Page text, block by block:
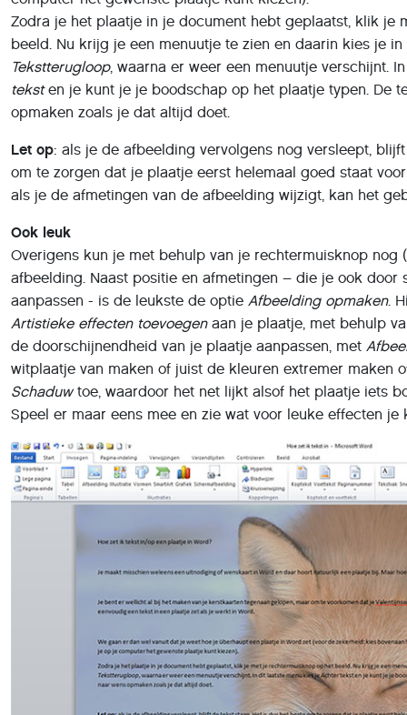
Zodra je het plaatje in je document hebt geplaatst, klik je
beeld. Nu krijg je een menuutje te zien en daarin kies je
Tekstterugloop, waarna er weer een menuutje verschijnt.
teksten je kunt je je boodschap op het plaatje typen. De
opmaken zoals je dat altijd doet.
Let op: als je de afbeelding vervolgens nog versleept,
om te zorgen dat je plaatje eerst helemaal goed staat
als je de afmetingen van de afbeelding wijzigt, kan het
Ook leuk
Overigens kun je met behulp van je rechtermuisknop nog
afbeelding. Naast positie en afmetingen – die je ook door
aanpassen - is de leukste de optie Afbeelding opmaken.
Artistieke effecten toevoegenaan je plaatje, met behulp
de doorschijnendheid van je plaatje aanpassen, met
witplaatje van maken of juist de kleuren extremer maken
Schaduwtoe, waardoor het net lijkt alsof het plaatje iets
Speel er maar eens mee en zie wat voor leuke effecten je